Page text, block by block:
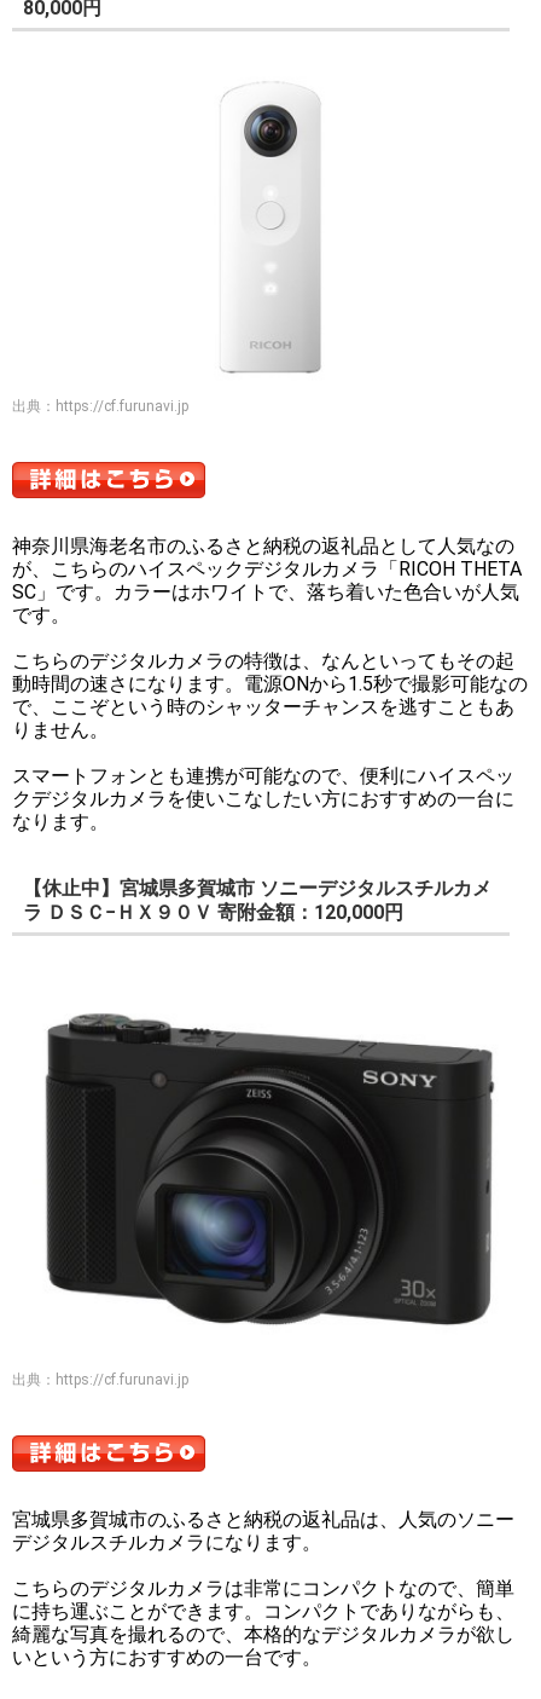
80,000円
出典： https://cf.furunavi.jp
神奈川県海老名市のふるさと納税の返礼品として人気なの
が、こちらのハイスペックデジタルカメラ「RICOH THETA
SC」です。カラーはホワイトで、落ち着いた色合いが人気
です。
こちらのデジタルカメラの特徴は、なんといってもその起
動時間の速さになります。電源ONから1.5秒で撮影可能なの
で、ここぞという時のシャッターチャンスを逃すこともあ
りません。
スマートフォンとも連携が可能なので、便利にハイスペッ
クデジタルカメラを使いこなしたい方におすすめの一台に
なります。
【休止中】宮城県多賀城市 ソニーデジタルスチルカメ
ラ ＤＳＣ−ＨＸ９０Ｖ 寄附金額：120,000円
出典： https://cf.furunavi.jp
宮城県多賀城市のふるさと納税の返礼品は、人気のソニー
デジタルスチルカメラになります。
こちらのデジタルカメラは非常にコンパクトなので、簡単
に持ち運ぶことができます。コンパクトでありながらも、
綺麗な写真を撮れるので、本格的なデジタルカメラが欲し
いという方におすすめの一台です。